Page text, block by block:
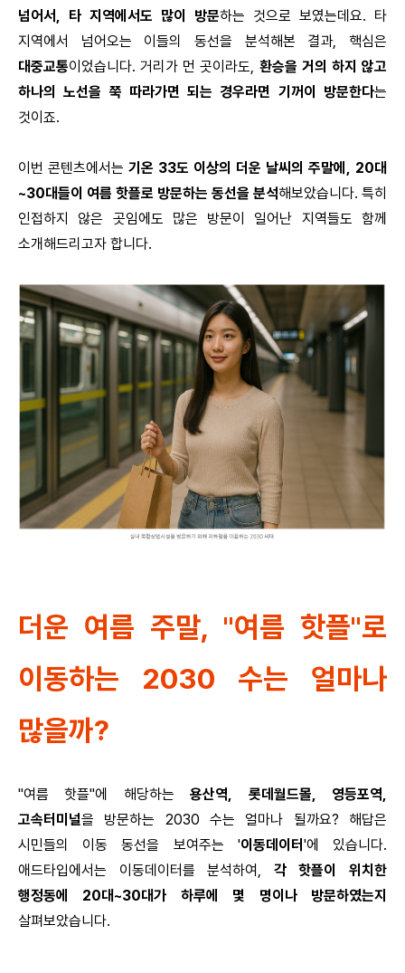
넘어서, 타 지역에서도 많이 방문하는 것으로 보였는데요. 타
지역에서 넘어오는 이들의 동선을 분석해본 결과, 핵심은
대중교통이었습니다. 거리가 먼 곳이라도, 환승을 거의 하지 않고
하나의 노선을 쭉 따라가면 되는 경우라면 기꺼이 방문한다는
것이죠.
이번 콘텐츠에서는 기온 33도 이상의 더운 날씨의 주말에, 20대
~30대들이 여름 핫플로 방문하는 동선을 분석해보았습니다. 특히
인접하지 않은 곳임에도 많은 방문이 일어난 지역들도 함께
소개해드리고자 합니다.
더운 여름 주말, "여름 핫플"로
이동하는 2030 수는 얼마나
많을까?
"여름 핫플"에 해당하는용산역, 롯데월드몰,
영등포역,
고속터미널을 방문하는 2030 수는 얼마나 될까요? 해답은
시민들의 이동 동선을 보여주는 '이동데이터 '에 있습니다.
애드타입에서는 이동데이터를 분석하여,
각 핫플이 위치한
행정동에 20대~30대가 하루에 몇 명이나 방문하였는지
살펴보았습니다.